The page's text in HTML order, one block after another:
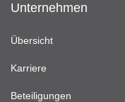
Unternehmen
Übersicht
Karriere
Beteiligungen